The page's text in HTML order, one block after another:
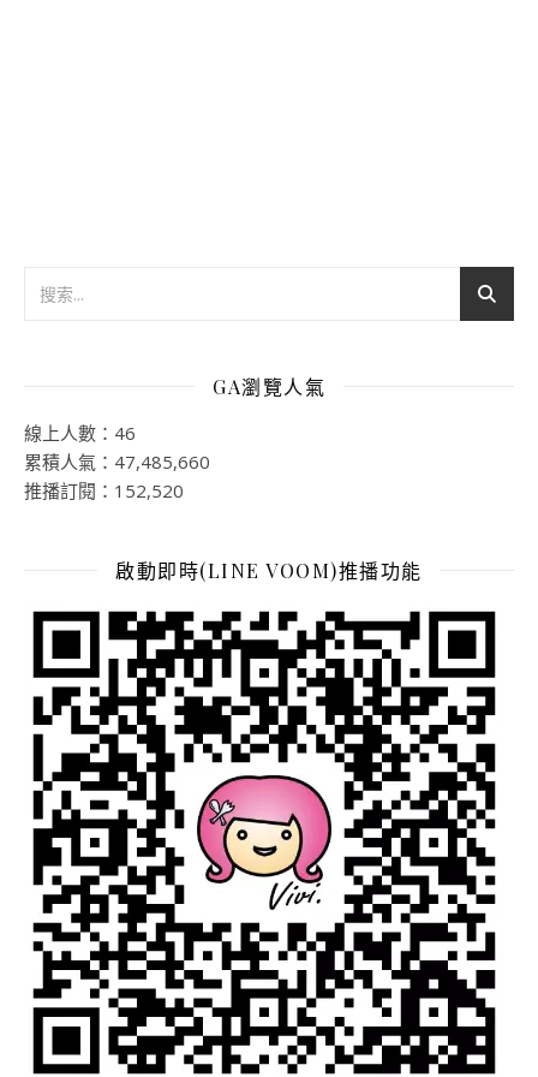
GA瀏覽人氣
線上人數：46
累積人氣：47,485,660
推播訂閱：152,520
啟動即時(LINE VOOM)推播功能